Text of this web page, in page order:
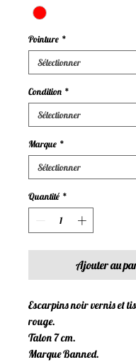
Pointure *
Condition *
Marque *
Quantité *
Ajouter au
Escarpins noir vernis et
rouge.
Talon 7 cm.
Marque Banned.